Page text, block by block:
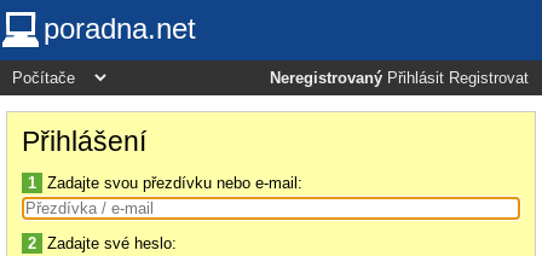
poradna.net
Neregistrovaný Přihlásit Registrovat
Přihlášení
1 Zadajte svou přezdívku nebo e-mail:
2 Zadajte své heslo: